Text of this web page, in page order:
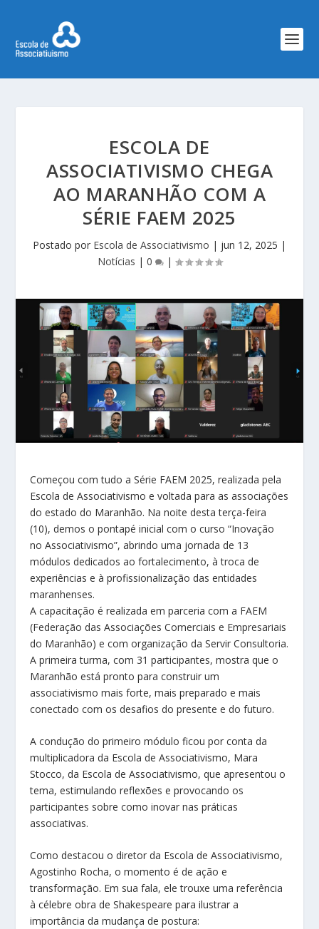
ESCOLA DE
ASSOCIATIVISMO CHEGA
AO MARANHÃO COM A
SÉRIE FAEM 2025
Postado por Escola de Associativismo | jun 12, 2025 |
Notícias | 0 |
Começou com tudo a Série FAEM 2025, realizada pela
Escola de Associativismo e voltada para as associações
do estado do Maranhão. Na noite desta terça-feira
(10), demos o pontapé inicial com o curso “Inovação
no Associativismo”, abrindo uma jornada de 13
módulos dedicados ao fortalecimento, à troca de
experiências e à profissionalização das entidades
maranhenses.
A capacitação é realizada em parceria com a FAEM
(Federação das Associações Comerciais e Empresariais
do Maranhão) e com organização da Servir Consultoria.
A primeira turma, com 31 participantes, mostra que o
Maranhão está pronto para construir um
associativismo mais forte, mais preparado e mais
conectado com os desafios do presente e do futuro.
A condução do primeiro módulo ficou por conta da
multiplicadora da Escola de Associativismo, Mara
Stocco, da Escola de Associativismo, que apresentou o
tema, estimulando reflexões e provocando os
participantes sobre como inovar nas práticas
associativas.
Como destacou o diretor da Escola de Associativismo,
Agostinho Rocha, o momento é de ação e
transformação. Em sua fala, ele trouxe uma referência
à célebre obra de Shakespeare para ilustrar a
importância da mudança de postura: